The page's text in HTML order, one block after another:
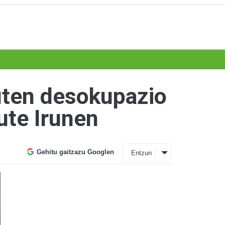
desokupazio
Irunen
Gehitu gaitzazu Googlen Entzun